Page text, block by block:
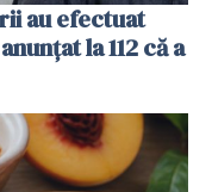
au efectuat
la 112 că a